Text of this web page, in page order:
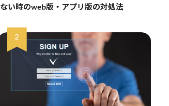
ない時のweb版・アプリ版の対処法